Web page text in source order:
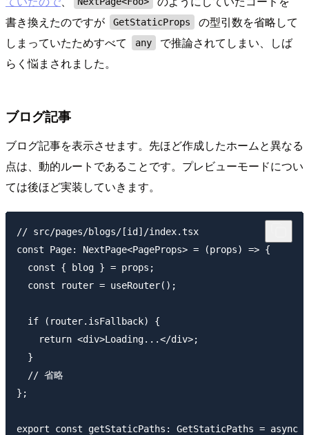
書き換えたのですが
GetStaticProps
の型引数を省略して
しまっていたためすべて
any
で推論されてしまい、しば
らく悩まされました。
ブログ記事
ブログ記事を表示させます。先ほど作成したホームと異なる
点は、動的ルートであることです。プレビューモードについ
ては後ほど実装していきます。
// src/pages/blogs/[id]/index.tsx
const Page: NextPage<PageProps> = (props) => {
  const { blog } = props;
  const router = useRouter();
  if (router.isFallback) {
    return <div>Loading...</div>;
  }
  // 省略
};
export const getStaticPaths: GetStaticPaths = async